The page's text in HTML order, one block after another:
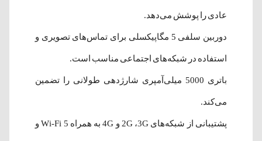
عادی را پوشش می‌دهد.
دوربین سلفی 5 مگاپیکسلی برای تماس‌های تصویری و
استفاده در شبکه‌های اجتماعی مناسب است.
باتری 5000 میلی‌آمپری شارژدهی طولانی را تضمین
می‌کند.
پشتیبانی از شبکه‌های 2G ،3G و 4G به همراه Wi-Fi 5 و